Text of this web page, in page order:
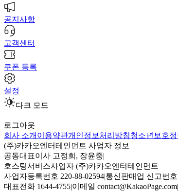
공지사항
고객센터
쿠폰 등록
설정
다크 모드
로그아웃
회사 소개 이용약관개인정보처리방침청소년보호정
(주)카카오엔터테인먼트 사업자 정보
공동대표이사 고정희, 장윤중|
호스팅서비스사업자 (주)카카오엔터테인먼트
사업자등록번호 220-88-02594|통신판매업 신고번
대표전화 1644-4755|이메일 contact@KakaoPage.com|